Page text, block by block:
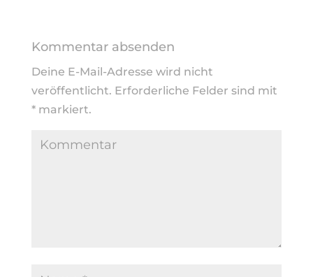
Kommentar absenden
Deine E-Mail-Adresse wird nicht
veröffentlicht. Erforderliche Felder sind mit
*markiert.